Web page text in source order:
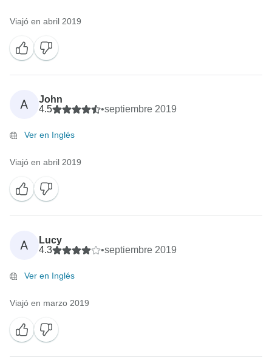
Viajó en abril 2019
A
John
4.5
•septiembre 2019
Ver en Inglés
Viajó en abril 2019
A
Lucy
4.3
•septiembre 2019
Ver en Inglés
Viajó en marzo 2019